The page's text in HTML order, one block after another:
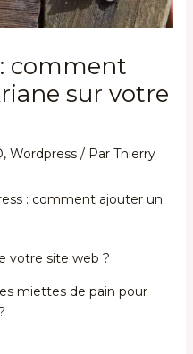
comment
sur votre
, Wordpress/ Par Thierry
: comment ajouter un
votre site web ?
miettes de pain pour